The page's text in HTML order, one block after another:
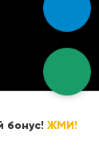
бонус! ЖМИ!